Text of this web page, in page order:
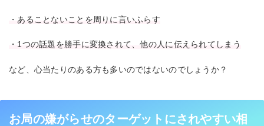
・あることないことを周りに言いふらす
・1つの話題を勝手に変換されて、他の人に伝えられてしまう
など、心当たりのある方も多いのではないのでしょうか？
お局の嫌がらせのターゲットにされやすい相